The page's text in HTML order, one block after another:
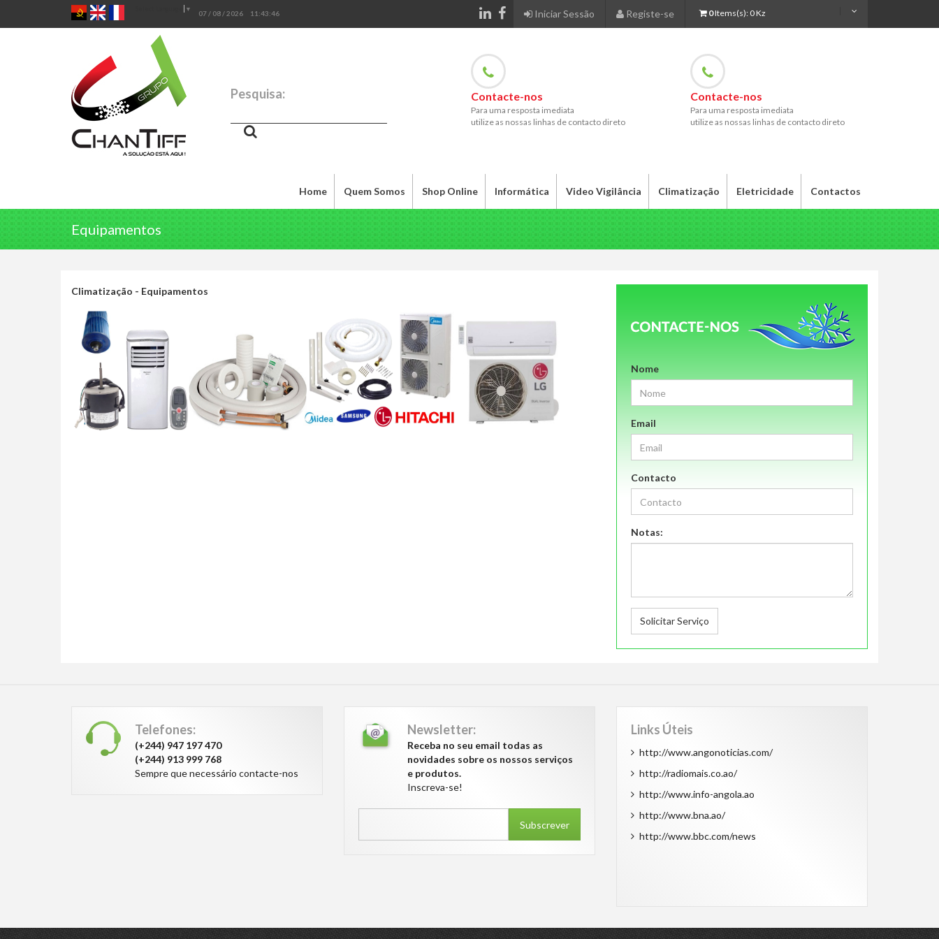
▼
07 / 08 / 2026 11:43:46 0Items(s): 0 Kz
Registe-se
Iniciar Sessão
Pesquisa: Contacte-nos
Para uma resposta imediata
utilize as nossas linhas de contacto direto
Contacte-nos
Para uma resposta imediata
utilize as nossas linhas de contacto direto
Home Quem Somos Shop Online Informática Video Vigilância Climatização Eletricidade Contactos
Equipamentos
Climatização - Equipamentos
Nome
Email
Contacto
Notas:
Solicitar Serviço
Telefones:
(+244) 947 197 470
(+244) 913 999 768
Sempre que necessário contacte-nos
Newsletter:
Receba no seu email todas as
novidades sobre os nossos serviços
e produtos.
Inscreva-se!
Subscrever
Links Úteis
http://www.angonoticias.com/
http://radiomais.co.ao/
http://www.info-angola.ao
http://www.bna.ao/
http://www.bbc.com/news